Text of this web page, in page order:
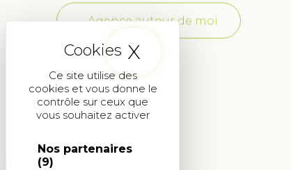
Ce site utilise des
cookies et vous donne le
contrôle sur ceux que
vous souhaitez activer
Nos partenaires
(9)
X
Agence autour de moi